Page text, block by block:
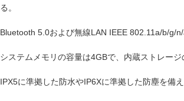
る。
Bluetooth 5.0および無線LAN IEEE 802.11a/b/g/n/
システムメモリの容量は4GBで、内蔵ストレージ
IPX5に準拠した防水やIP6Xに準拠した防塵を備え